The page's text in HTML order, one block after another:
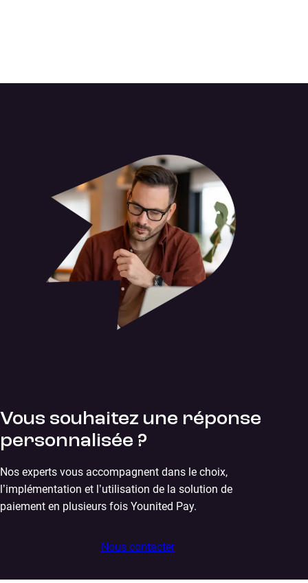
Vous souhaitez une réponse
personnalisée ?
Nos experts vous accompagnent dans le choix,
l’implémentation et l’utilisation de la solution de
paiement en plusieurs fois Younited Pay.
Nous contacter